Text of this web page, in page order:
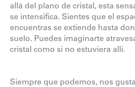
allá del plano de cristal, esta
se intensifica. Sientes que el
encuentras se extiende hasta
suelo. Puedes imaginarte
cristal como si no estuviera allí.
Siempre que podemos, nos